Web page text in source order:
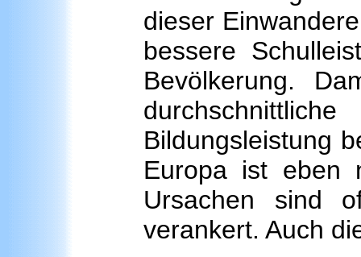
dieser
bessere
Bevölkerung.
Bildungsleistung
Europa ist eben
Ursachen sind
verankert. Auch